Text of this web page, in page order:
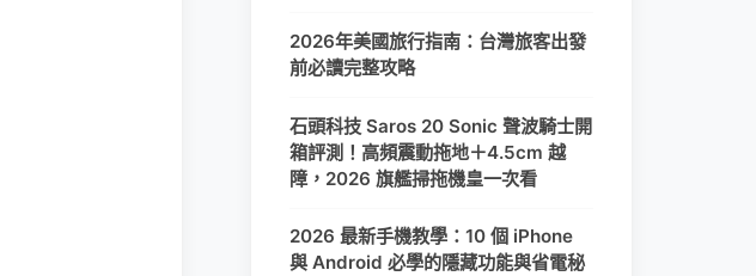
2026年美國旅行指南：台灣旅客出發
前必讀完整攻略
石頭科技 Saros 20 Sonic 聲波騎士開
箱評測！高頻震動拖地＋4.5cm 越
障，2026 旗艦掃拖機皇一次看
2026 最新手機教學：10 個 iPhone
與 Android 必學的隱藏功能與省電秘